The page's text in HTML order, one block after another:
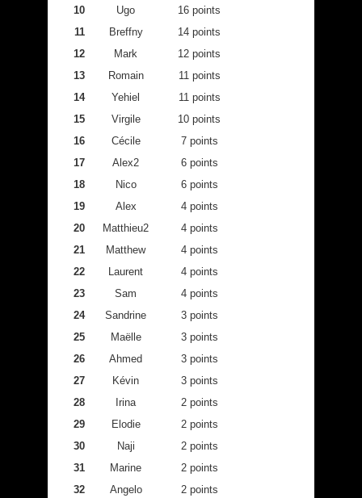
10
Ugo
16 points
11
Breffny
14 points
12
Mark
12 points
13
Romain
11 points
14
Yehiel
11 points
15
Virgile
10 points
16
Cécile
7 points
17
Alex2
6 points
18
Nico
6 points
19
Alex
4 points
20
Matthieu2
4 points
21
Matthew
4 points
22
Laurent
4 points
23
Sam
4 points
24
Sandrine
3 points
25
Maëlle
3 points
26
Ahmed
3 points
27
Kévin
3 points
28
Irina
2 points
29
Elodie
2 points
30
Naji
2 points
31
Marine
2 points
32
Angelo
2 points